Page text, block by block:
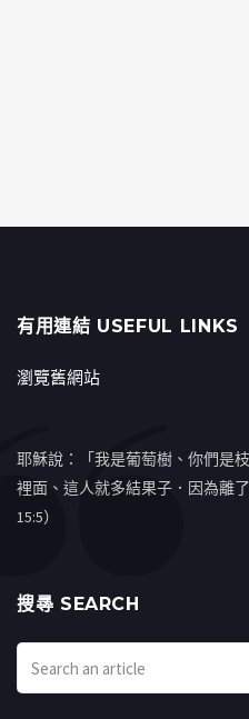
有用連結 USEFUL LINKS
瀏覽舊網站
耶穌說：「我是葡萄樹、你們是
裡面、這人就多結果子．因為離
15:5）
搜㝷 SEARCH